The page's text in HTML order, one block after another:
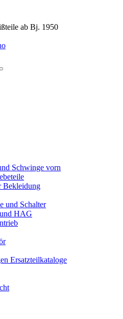
ab Bj. 1950
Schwinge vorn
Bekleidung
und Schalter
HAG
Ersatzteilkataloge